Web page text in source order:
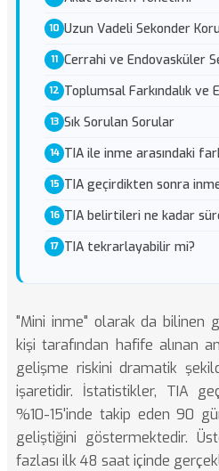
Uzun Vadeli Sekonder
Cerrahi ve Endovasküler
Toplumsal Farkındalık ve
Sık Sorulan Sorular
TIA ile inme arasındaki
TIA geçirdikten sonra
TIA belirtileri ne kadar
TIA tekrarlayabilir mi?
"Mini inme" olarak da bilinen
kişi tarafından hafife alınan
gelişme riskini dramatik
işaretidir. İstatistikler, TIA
%10-15'inde takip eden 90
geliştiğini göstermektedir.
fazlası ilk 48 saat içinde